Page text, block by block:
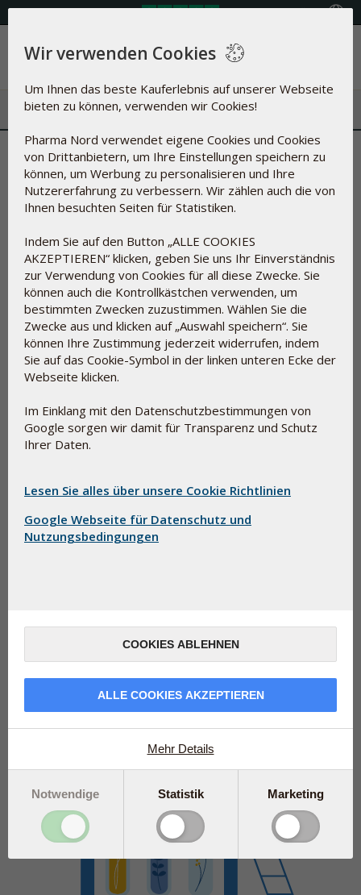
Menü
Übersicht der Hilfsstoffe
Was steckt in unseren Produkten?
Bei der Herstellung von Nahrungsergänzungsmitteln und
Arzneimitteln kann nicht immer auf Hilfsstoffe verzichtet
werden.
Hilfsstoffe dienen unter anderem dazu, die Wirkstoffe in
Tabletten und Kapseln zusammenzuhalten, sie vor
Einwirkung durch Luftsauerstoff, durch Mikroorganismen und
vor UV-Strahlung zu schützen, die Konsistenz zu regulieren,
den Geschmack zu verbessern, sie schluckfreundlicher zu
einladend aussehen zu lassen.
Hilfsstoffe und E-Nummern sind nicht unbedingt
gleichbedeutend mit synthetischer Chemie. Einige Beispiele
von Lebensmitteln ist, und Pektin (E-440), das
Wir verwenden Cookies
Um Ihnen das beste Kauferlebnis auf unserer Webseite
bieten zu können, verwenden wir Cookies!
Pharma Nord verwendet eigene Cookies und Cookies
von Drittanbietern, um Ihre Einstellungen speichern zu
können, um Werbung zu personalisieren und Ihre
Nutzererfahrung zu verbessern. Wir zählen auch die von
Ihnen besuchten Seiten für Statistiken.
Indem Sie auf den Button „ALLE COOKIES
AKZEPTIEREN“ klicken, geben Sie uns Ihr Einverständnis
zur Verwendung von Cookies für all diese Zwecke. Sie
können auch die Kontrollkästchen verwenden, um
bestimmten Zwecken zuzustimmen. Wählen Sie die
Zwecke aus und klicken auf „Auswahl speichern“. Sie
können Ihre Zustimmung jederzeit widerrufen, indem
Sie auf das Cookie-Symbol in der linken unteren Ecke der
Webseite klicken.
Im Einklang mit den Datenschutzbestimmungen von
Google sorgen wir damit für Transparenz und Schutz
Ihrer Daten.
Lesen Sie alles über unsere Cookie Richtlinien
Google Webseite für Datenschutz und
Nutzungsbedingungen
COOKIES ABLEHNEN
ALLE COOKIES AKZEPTIEREN
Mehr Details
Notwendige Statistik Marketing